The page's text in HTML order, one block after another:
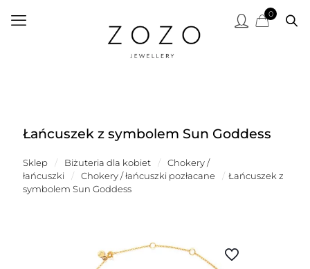
0
Łańcuszek z symbolem Sun Goddess
Sklep / Biżuteria dla kobiet /
Chokery /
łańcuszki
/ Chokery / łańcuszki pozłacane / Łańcuszek z
symbolem Sun Goddess